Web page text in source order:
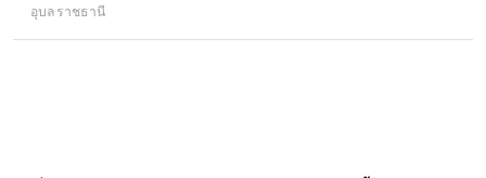
อุบลราชธานี